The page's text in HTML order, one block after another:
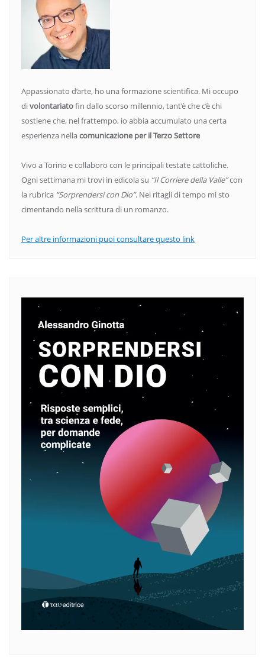
Appassionato d’arte, ho una formazione scientifica. Mi occupo
divolontariatofin dallo scorso millennio, tant’è che c’è chi
sostiene che, nel frattempo, io abbia accumulato una certa
esperienza nellacomunicazione per il Terzo Settore
Vivo a Torino e collaboro con le principali testate cattoliche.
Ogni settimana mi trovi in edicola su “Il Corriere della Valle”con
la rubrica “Sorprendersi con Dio”. Nei ritagli di tempo mi sto
cimentando nella scrittura di un romanzo.
Per altre informazioni puoi consultare questo link